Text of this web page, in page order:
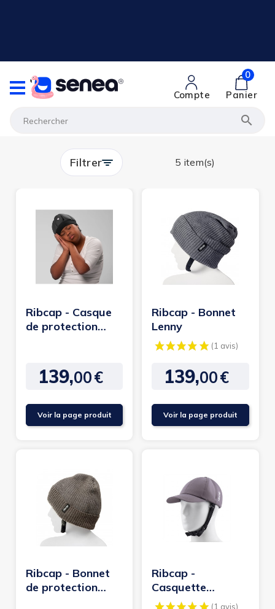

Compte
0
Panier
Filtrer 5 item(s)
Ribcap - Casque
de protection
Prix
139,00€
Voir la page produit
Ribcap - Bonnet
Lenny
Prix
139,00€
Voir la page produit
Ribcap - Bonnet
de protection
Ribcap -
Casquette
Baseball CAP